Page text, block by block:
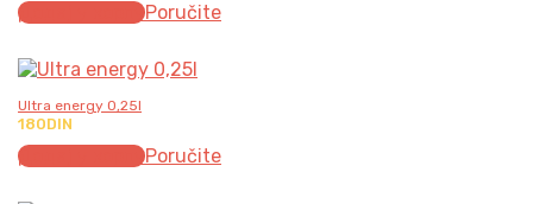
Додај у корпуPoručite
Ultra energy 0,25l
180DIN
Додај у корпуPoručite